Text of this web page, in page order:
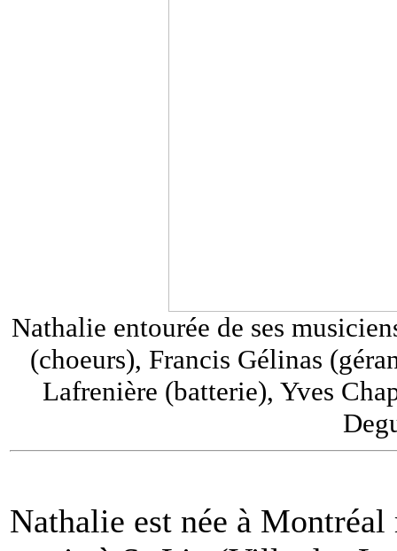
Nathalie entourée de ses
(choeurs), Francis Gélinas
Lafrenière (batterie), Yves
Nathalie est née à